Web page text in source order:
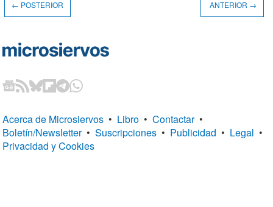
← POSTERIOR ANTERIOR →
Acerca de Microsiervos • Libro • Contactar •
Boletín/Newsletter • Suscripciones • Publicidad • Legal •
Privacidad y Cookies